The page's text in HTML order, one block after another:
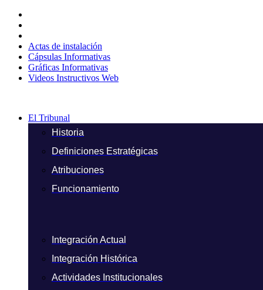
contenido
Actas de instalación
Cápsulas Informativas
Gráficas Informativas
Videos Instructivos Web
El Tribunal
Historia
Definiciones Estratégicas
Atribuciones
Funcionamiento
Integración Actual
Integración Histórica
Actividades Institucionales